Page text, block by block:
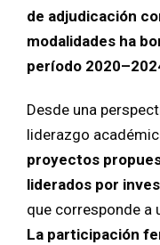
de adjudicación
modalidades ha
período
Desde una
liderazgo
proyectos
liderados por
que corresponde a
La participación